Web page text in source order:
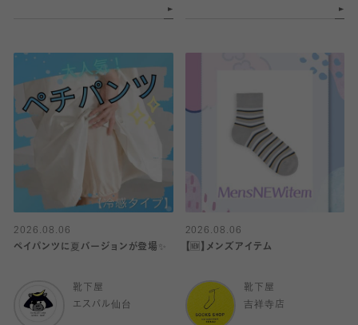
2026.08.06
ペイパンツに夏バージョンが登場✨
靴下屋
エスパル仙台
2026.08.06
【🆕】メンズアイテム
靴下屋
吉祥寺店